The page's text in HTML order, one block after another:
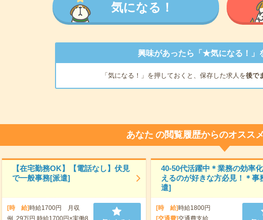
気になる！
興味があったら「★気になる！」
「気になる！」を押しておくと、保存した求人を後で
あなた の閲覧履歴からのオスス
【在宅勤務OK】【電話なし】伏見
で一般事務[派遣]
[時 給]時給1700円 月収
例 29万円 時給1700円×実働8
40-50代活躍中＊業務の効率
えるのが好きな方必見！＊事
遣]
[時 給]時給1800円
[交通費]交通費支給